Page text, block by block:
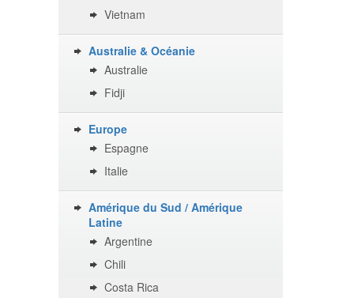
Vietnam
Australie & Océanie
Australie
Fidji
Europe
Espagne
Italie
Amérique du Sud / Amérique
Latine
Argentine
Chili
Costa Rica